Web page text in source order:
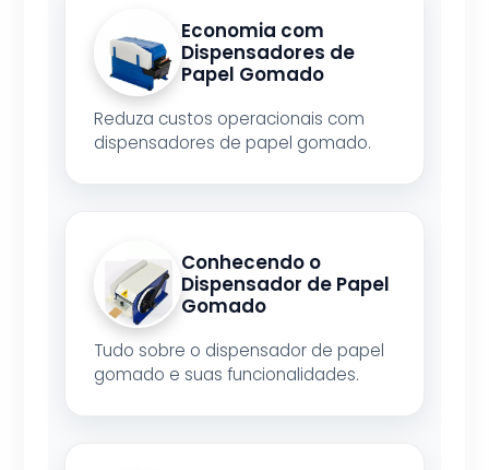
Economia com
Dispensadores de
Papel Gomado
Reduza custos operacionais com
dispensadores de papel gomado.
Conhecendo o
Dispensador de Papel
Gomado
Tudo sobre o dispensador de papel
gomado e suas funcionalidades.